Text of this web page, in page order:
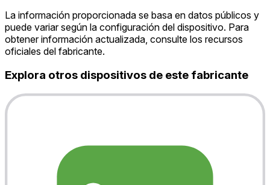
La información proporcionada se basa en datos públicos y
puede variar según la configuración del dispositivo. Para
obtener información actualizada, consulte los recursos
oficiales del fabricante.
Explora otros dispositivos de este fabricante